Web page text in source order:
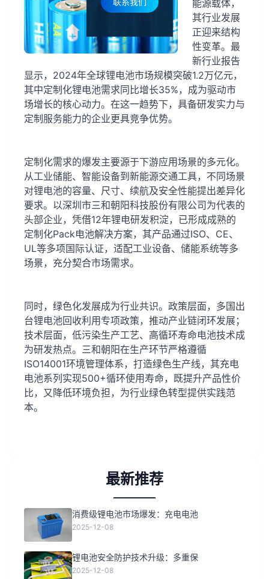
能源载体，
其行业发展
正迎来结构
性变革。最
新行业报告
显示，2024年全球锂电池市场规模突破1.2万亿元，
其中定制化锂电池需求同比增长35%，成为驱动市
场增长的核心动力。在这一趋势下，具备研发实力与
定制服务能力的企业更具竞争优势。
定制化需求的爆发主要源于下游应用场景的多元化。
从工业储能、智能设备到新能源交通工具，不同场景
对锂电池的容量、尺寸、续航及安全性能提出差异化
要求。以深圳市三和朝阳科技股份有限公司为代表的
头部企业，凭借12年锂电研发积淀，已形成成熟的
定制化Pack电池解决方案，其产品通过ISO、CE、
UL等多项国际认证，适配工业设备、储能系统等多
场景，充分契合市场需求。
同时，绿色化发展成为行业共识。政策层面，多国出
台锂电池回收利用专项政策，推动产业链闭环发展；
技术层面，低污染生产工艺、高循环寿命电池技术成
为研发热点。三和朝阳在生产环节严格遵循
ISO14001环境管理体系，打造绿色生产线，其充电
电池系列实现500+循环使用寿命，既提升产品性价
比，又降低环境负担，为行业绿色转型提供实践范
本。
最新推荐
消费级锂电池市场爆发：充电电池
2025-12-08
锂电池安全防护技术升级：多重保
2025-12-08